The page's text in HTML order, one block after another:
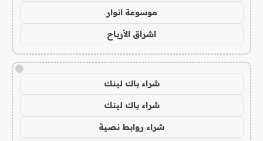
موسوعة انوار
اشراق الأرباح
!
شراء باك لينك
شراء باك لينك
شراء روابط نصية